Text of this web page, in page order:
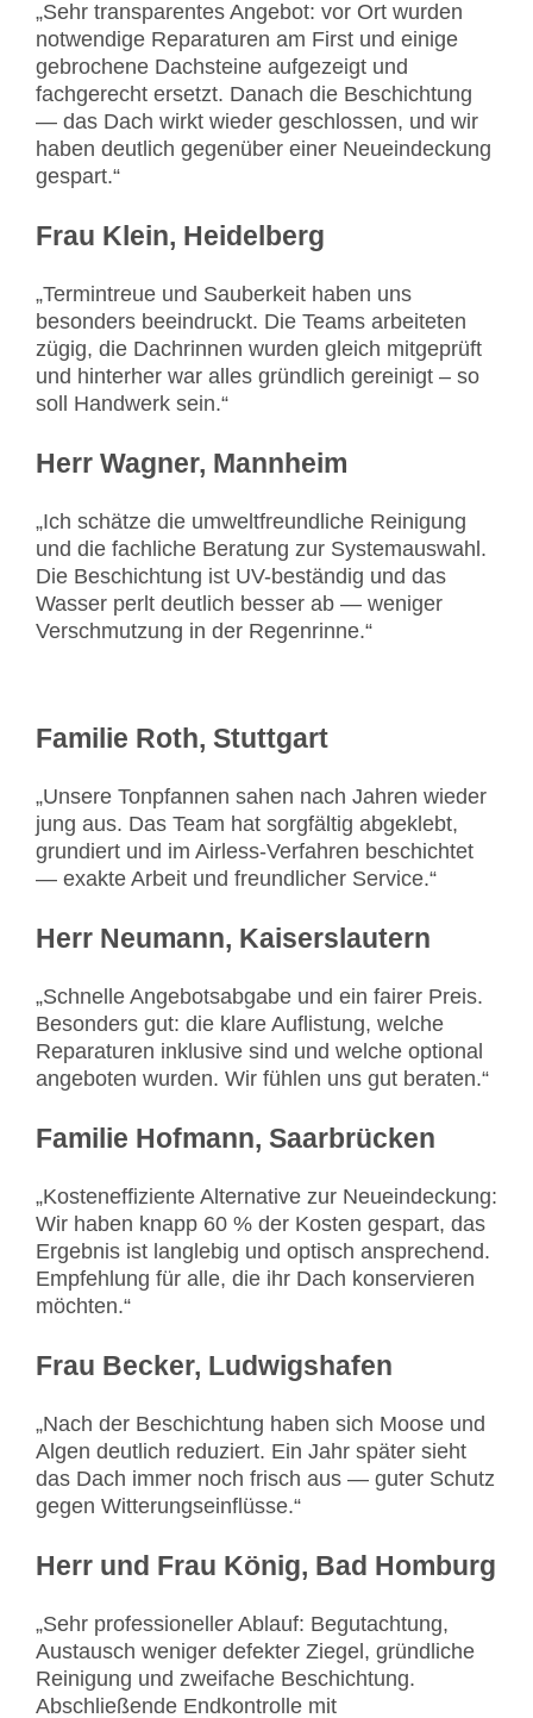
„Sehr transparentes Angebot: vor Ort wurden
notwendige Reparaturen am First und einige
gebrochene Dachsteine aufgezeigt und
fachgerecht ersetzt. Danach die Beschichtung
— das Dach wirkt wieder geschlossen, und wir
haben deutlich gegenüber einer Neueindeckung
gespart.“
Frau Klein, Heidelberg
„Termintreue und Sauberkeit haben uns
besonders beeindruckt. Die Teams arbeiteten
zügig, die Dachrinnen wurden gleich mitgeprüft
und hinterher war alles gründlich gereinigt – so
soll Handwerk sein.“
Herr Wagner, Mannheim
„Ich schätze die umweltfreundliche Reinigung
und die fachliche Beratung zur Systemauswahl.
Die Beschichtung ist UV-beständig und das
Wasser perlt deutlich besser ab — weniger
Verschmutzung in der Regenrinne.“
Familie Roth, Stuttgart
„Unsere Tonpfannen sahen nach Jahren wieder
jung aus. Das Team hat sorgfältig abgeklebt,
grundiert und im Airless-Verfahren beschichtet
— exakte Arbeit und freundlicher Service.“
Herr Neumann, Kaiserslautern
„Schnelle Angebotsabgabe und ein fairer Preis.
Besonders gut: die klare Auflistung, welche
Reparaturen inklusive sind und welche optional
angeboten wurden. Wir fühlen uns gut beraten.“
Familie Hofmann, Saarbrücken
„Kosteneffiziente Alternative zur Neueindeckung:
Wir haben knapp 60 % der Kosten gespart, das
Ergebnis ist langlebig und optisch ansprechend.
Empfehlung für alle, die ihr Dach konservieren
möchten.“
Frau Becker, Ludwigshafen
„Nach der Beschichtung haben sich Moose und
Algen deutlich reduziert. Ein Jahr später sieht
das Dach immer noch frisch aus — guter Schutz
gegen Witterungseinflüsse.“
Herr und Frau König, Bad Homburg
„Sehr professioneller Ablauf: Begutachtung,
Austausch weniger defekter Ziegel, gründliche
Reinigung und zweifache Beschichtung.
Abschließende Endkontrolle mit